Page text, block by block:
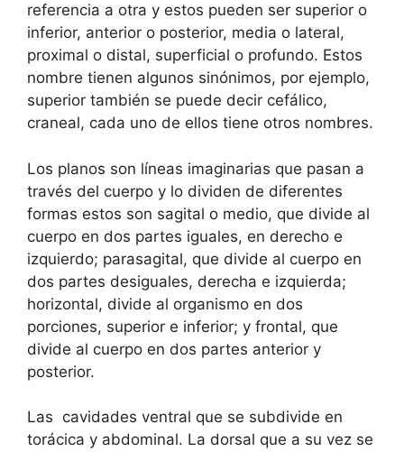
referencia a otra y estos pueden ser superior o
inferior, anterior o posterior, media o lateral,
proximal o distal, superficial o profundo. Estos
nombre tienen algunos sinónimos, por ejemplo,
superior también se puede decir cefálico,
craneal, cada uno de ellos tiene otros nombres.
Los planos son líneas imaginarias que pasan a
través del cuerpo y lo dividen de diferentes
formas estos son sagital o medio, que divide al
cuerpo en dos partes iguales, en derecho e
izquierdo; parasagital, que divide al cuerpo en
dos partes desiguales, derecha e izquierda;
horizontal, divide al organismo en dos
porciones, superior e inferior; y frontal, que
divide al cuerpo en dos partes anterior y
posterior.
Las cavidades ventral que se subdivide en
torácica y abdominal. La dorsal que a su vez se